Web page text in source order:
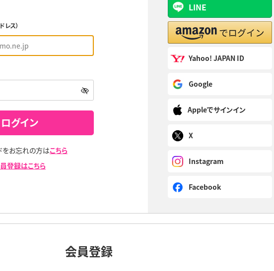
レス）
ログイン
をお忘れの方はこちら
登録はこちら
LINE
Yahoo! JAPAN ID
Google
Appleでサインイン
X
Instagram
Facebook
会員登録